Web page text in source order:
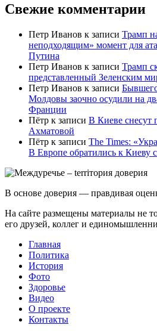
Свежие комментарии
Петр Иванов к записи Трамп
неподходящим» момент для
Путина
Петр Иванов к записи Трамп
представленный Зеленским
Петр Иванов к записи
Молдовы заочно осудили на
Франции
Пётр к записи В Киеве снесут
Ахматовой
Пётр к записи Тhe Times:
В Европе обратились к Киеву
В основе доверия — правдивая
На сайте размещены материалы не
его друзей, коллег и
Главная
Политика
История
Фото
Здоровье
Видео
О проекте
Контакты